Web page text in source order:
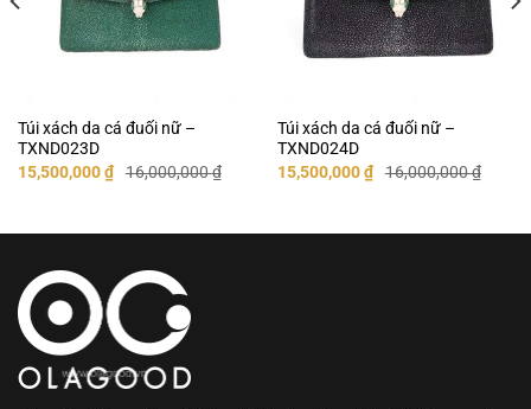
Túi xách da cá đuối nữ –
TXND023D
16,000,000₫
Giá
gốc
15,500,000₫Giá
hiện
15,500,000 ₫.
Túi xách da cá đuối nữ –
TXND024D
16,000,000₫
Giá
gốc
15,500,000₫Giá
hiện
15,500,000 ₫.